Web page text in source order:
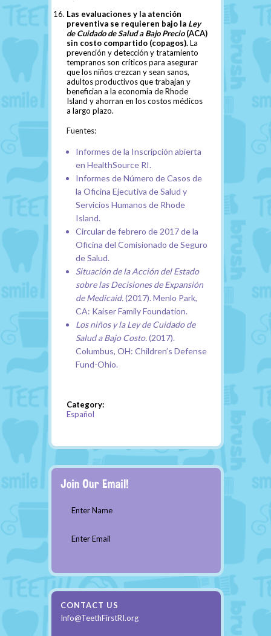
Las evaluaciones y la atención
preventiva se requieren bajo la Ley
de Cuidado de Salud a Bajo Precio(ACA)
sin costo compartido (copagos).La
prevención y detección y tratamiento
tempranos son críticos para asegurar
que los niños crezcan y sean sanos,
adultos productivos que trabajan y
benefician a la economía de Rhode
Island y ahorran en los costos médicos
a largo plazo.
Fuentes:
Informes de la Inscripción abierta
en HealthSource RI.
Informes de Número de Casos de
la Oficina Ejecutiva de Salud y
Servicios Humanos de Rhode
Island.
Circular de febrero de 2017 de la
Oficina del Comisionado de Seguro
de Salud.
Situación de la Acción del Estado
sobre las Decisiones de Expansión
de Medicaid.(2017). Menlo Park,
CA: Kaiser Family Foundation.
Los niños y la Ley de Cuidado de
Salud a Bajo Costo.(2017).
Columbus, OH: Children’s Defense
Fund-Ohio.
Category:
Español
Enter Name
Enter Email
CONTACT US
Info@TeethFirstRI.org